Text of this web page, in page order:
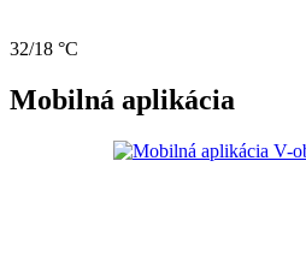
32/18 °C
Mobilná aplikácia